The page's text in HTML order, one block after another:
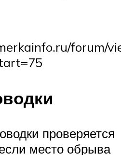
forum/
проверяется
место обрыва